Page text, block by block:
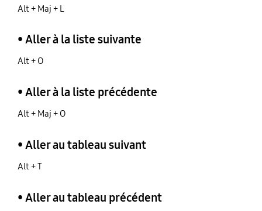
Alt + Maj + L
• Aller à la liste suivante
Alt + O
• Aller à la liste précédente
Alt + Maj + O
• Aller au tableau suivant
Alt + T
• Aller au tableau précédent